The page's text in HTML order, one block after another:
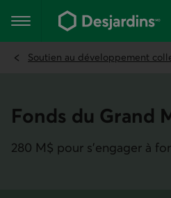
contenu
Menu principal
Soutien au développement
Fonds du Grand
280 M$ pour s'engager à